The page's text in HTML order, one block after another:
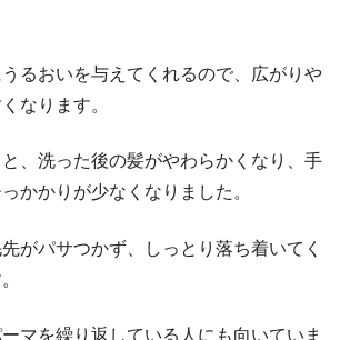
るおいを与えてくれるので、広がりや
なります。
、洗った後の髪がやわらかくなり、手
かかりが少なくなりました。
がパサつかず、しっとり落ち着いてく
マを繰り返している人にも向いていま